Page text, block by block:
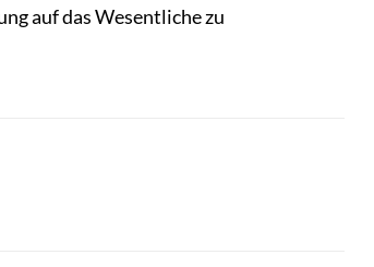
auf das Wesentliche zu